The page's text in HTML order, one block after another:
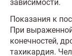
зависимости.
Показания к
При
конечностей,
тахикардия.